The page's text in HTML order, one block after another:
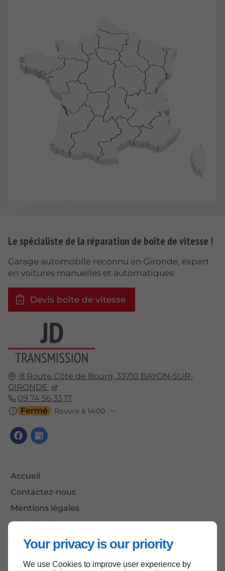
Your privacy is our priority
We use Cookies to improve user experience by
8 Route Côte de Bourg, 33710 BAYON-SUR-
GIRONDE
09 74 56 33 17
Fermé ⋅ Rouvre à 14:00
Accueil
Contactez-nous
Mentions légales
Plan du site
Le spécialiste de la réparation de boîte de vitesse !
Garage automobile reconnu en Gironde, expert
en voitures manuelles et automatiques
Devis boîte de vitesse
Haut de page